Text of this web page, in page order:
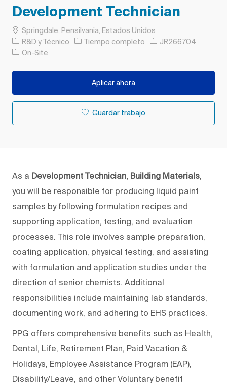
Development Technician
Ubicación
Springdale, Pensilvania, Estados Unidos
Categoría
R&D y Técnico Tipo de trabajo
Tiempo completo ID de trabajo
JR266704
On-Site
Aplicar ahora
Guardar trabajo
As a Development Technician, Building Materials,
you will be responsible for producing liquid paint
samples by following formulation recipes and
supporting application, testing, and evaluation
processes. This role involves sample preparation,
coating application, physical testing, and assisting
with formulation and application studies under the
direction of senior chemists. Additional
responsibilities include maintaining lab standards,
documenting work, and adhering to EHS practices.
PPG offers comprehensive benefits such as Health,
Dental, Life, Retirement Plan, Paid Vacation &
Holidays, Employee Assistance Program (EAP),
Disability/Leave, and other Voluntary benefit